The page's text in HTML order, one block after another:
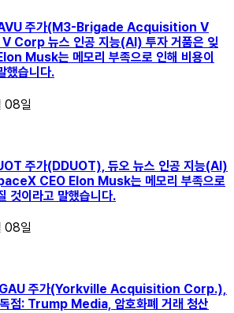
주가(M3-Brigade Acquisition V
Corp 뉴스 인공 지능(AI) 투자 거품은 잊
Musk는 메모리 부족으로 인해 비용이
했습니다.
08일
주가(DDUOT), 듀오 뉴스 인공 지능(AI)
CEO Elon Musk는 메모리 부족으로
것이라고 말했습니다.
08일
주가(Yorkville Acquisition Corp.),
점: Trump Media, 암호화폐 거래 청산